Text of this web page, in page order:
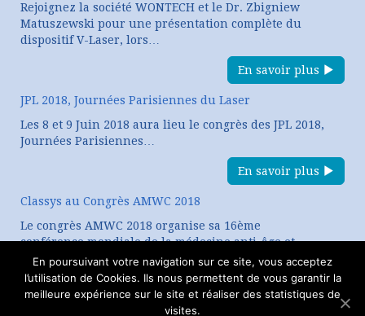
Rejoignez la société WONTECH et le Dr. Zbigniew
Matuszewski pour une présentation complète du
dispositif V-Laser, lors…
En savoir plus
JPL 2018, Journées Parisiennes du Laser
Les 8 et 9 Juin 2018 aura lieu le congrès des JPL 2018,
Journées Parisiennes…
En savoir plus
Classys au Congrès AMWC 2018
Le congrès AMWC 2018 organise sa 16ème
conférence mondiale de la médecine anti-âge et
esthétique. CLASSYS, expert…
En savoir plus
En poursuivant votre navigation sur ce site, vous acceptez
l’utilisation de Cookies. Ils nous permettent de vous garantir la
meilleure expérience sur le site et réaliser des statistiques de
visites.